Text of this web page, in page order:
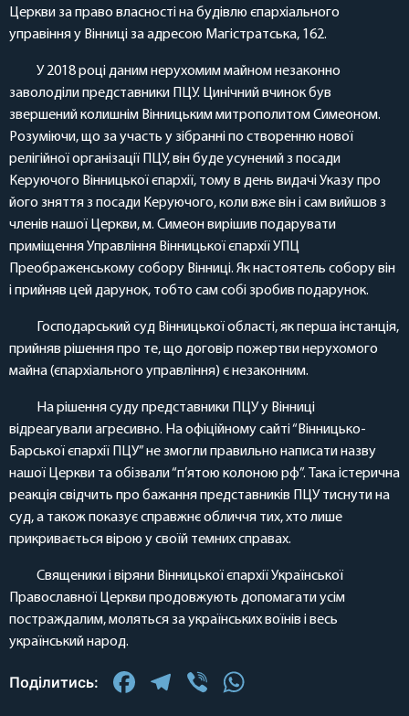
Церкви за право власності на будівлю єпархіального
управіння у Вінниці за адресою Магістратська, 162.
У 2018 році даним нерухомим майном незаконно
заволоділи представники ПЦУ. Цинічний вчинок був
звершений колишнім Вінницьким митрополитом Симеоном.
Розуміючи, що за участь у зібранні по створенню нової
релігійної організації ПЦУ, він буде усунений з посади
Керуючого Вінницької єпархії, тому в день видачі Указу про
його зняття з посади Керуючого, коли вже він і сам вийшов з
членів нашої Церкви, м. Симеон вирішив подарувати
приміщення Управління Вінницької єпархії УПЦ
Преображенському собору Вінниці. Як настоятель собору він
і прийняв цей дарунок, тобто сам собі зробив подарунок.
Господарський суд Вінницької області, як перша інстанція,
прийняв рішення про те, що договір пожертви нерухомого
майна (єпархіального управління) є незаконним.
На рішення суду представники ПЦУ у Вінниці
відреагували агресивно. На офіційному сайті “Вінницько-
Барської єпархії ПЦУ” не змогли правильно написати назву
нашої Церкви та обізвали “п’ятою колоною рф”. Така істерична
реакція свідчить про бажання представників ПЦУ тиснути на
суд, а також показує справжнє обличчя тих, хто лише
прикривається вірою у своїй темних справах.
Священики і віряни Вінницької єпархії Української
Православної Церкви продовжують допомагати усім
постраждалим, моляться за українських воїнів і весь
український народ.
Поділитись: Facebook
Telegram
Viber